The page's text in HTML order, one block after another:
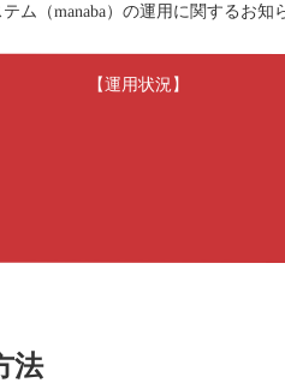
ム（manaba）の運用に関するお知
【運用状況】
法